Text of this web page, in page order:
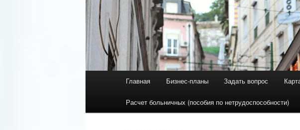
Перейти к основному содержимому
Перейти к дополнительному содержимому
Главная Бизнес-планы Задать вопрос
Расчет больничных (пособия по нетрудоспособности)